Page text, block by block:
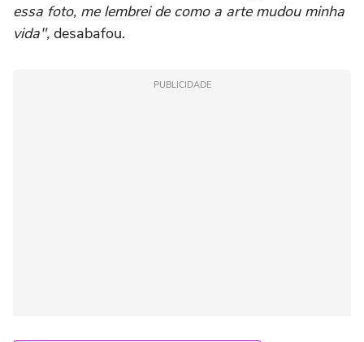
essa foto, me lembrei de como a arte mudou minha
vida", desabafou.
PUBLICIDADE